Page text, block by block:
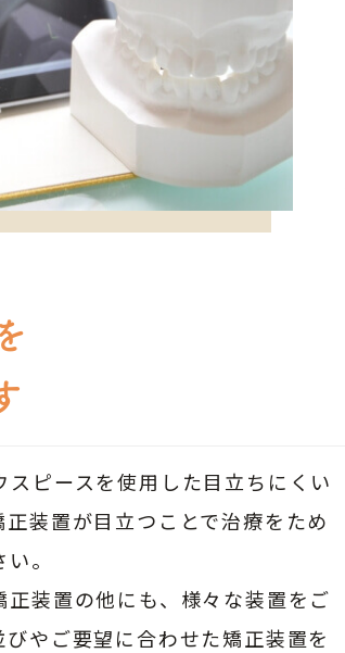
ピースを使用した目立ちにくい
装置が目立つことで治療をため
。
装置の他にも、様々な装置をご
やご要望に合わせた矯正装置を